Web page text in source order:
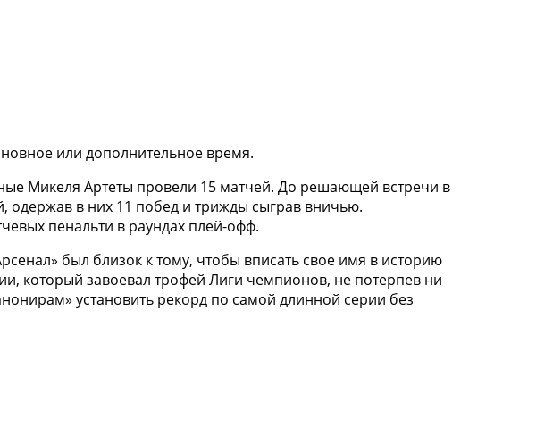
или дополнительное время.
Микеля Артеты провели 15 матчей. До решающей встречи в
в них 11 побед и трижды сыграв вничью.
пенальти в раундах плей-офф.
был близок к тому, чтобы вписать свое имя в историю
который завоевал трофей Лиги чемпионов, не потерпев ни
установить рекорд по самой длинной серии без